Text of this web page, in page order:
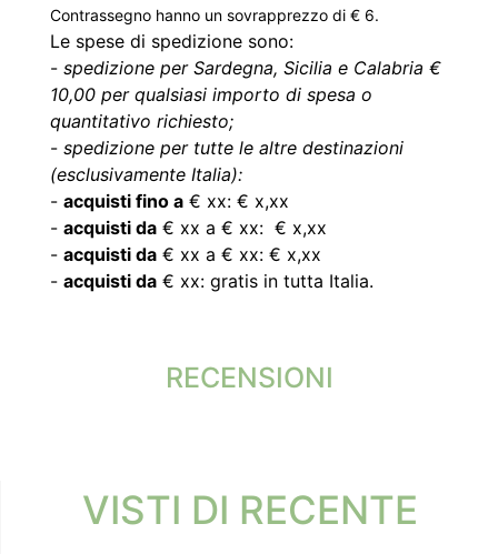
Contrassegno hanno un sovrapprezzo di € 6.
Le spese di spedizione sono:
- spedizione per Sardegna, Sicilia e Calabria €
10,00 per qualsiasi importo di spesa o
quantitativo richiesto;
- spedizione per tutte le altre destinazioni
(esclusivamente Italia):
- acquisti fino a € xx: € x,xx
- acquisti da € xx a € xx: € x,xx
- acquisti da € xx a € xx: € x,xx
- acquisti da € xx: gratis in tutta Italia.
RECENSIONI
VISTI DI RECENTE